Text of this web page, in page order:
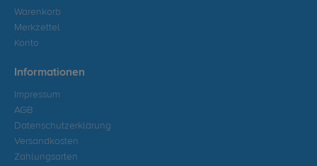
Warenkorb
Merkzettel
Konto
Informationen
Impressum
AGB
Datenschutzerklärung
Versandkosten
Zahlungsarten